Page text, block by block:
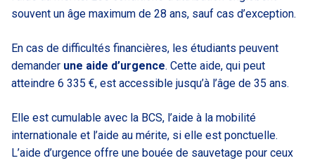
souvent un âge maximum de 28 ans, sauf cas d’exception.
En cas de difficultés financières, les étudiants peuvent
demander une aide d’urgence. Cette aide, qui peut
atteindre 6 335 €, est accessible jusqu’à l’âge de 35 ans.
Elle est cumulable avec la BCS, l’aide à la mobilité
internationale et l’aide au mérite, si elle est ponctuelle.
L’aide d’urgence offre une bouée de sauvetage pour ceux